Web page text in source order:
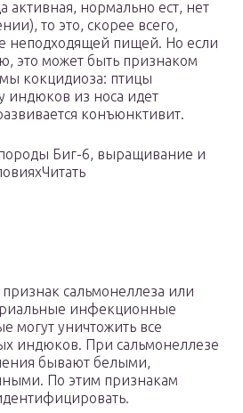
активная, нормально ест, нет
то это, скорее всего,
неподходящей пищей. Но если
это может быть признаком
кокцидиоза: птицы
индюков из носа идет
конъюнктивит.
Биг-6, выращивание и
сальмонеллеза или
инфекционные
могут уничтожить все
индюков. При сальмонеллезе
бывают белыми,
По этим признакам